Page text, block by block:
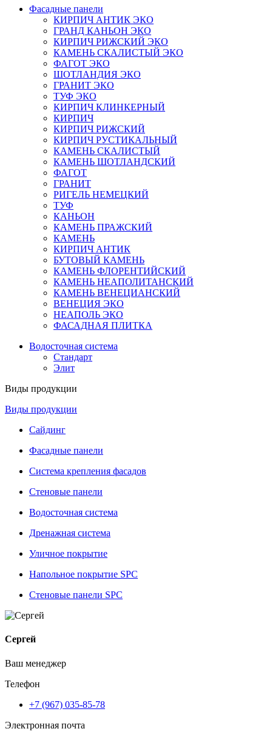
Фасадные панели
КИРПИЧ АНТИК ЭКО
ГРАНД КАНЬОН ЭКО
КИРПИЧ РИЖСКИЙ ЭКО
КАМЕНЬ СКАЛИСТЫЙ ЭКО
ФАГОТ ЭКО
ШОТЛАНДИЯ ЭКО
ГРАНИТ ЭКО
ТУФ ЭКО
КИРПИЧ КЛИНКЕРНЫЙ
КИРПИЧ
КИРПИЧ РИЖСКИЙ
КИРПИЧ РУСТИКАЛЬНЫЙ
КАМЕНЬ СКАЛИСТЫЙ
КАМЕНЬ ШОТЛАНДСКИЙ
ФАГОТ
ГРАНИТ
РИГЕЛЬ НЕМЕЦКИЙ
ТУФ
КАНЬОН
КАМЕНЬ ПРАЖСКИЙ
КАМЕНЬ
КИРПИЧ АНТИК
БУТОВЫЙ КАМЕНЬ
КАМЕНЬ ФЛОРЕНТИЙСКИЙ
КАМЕНЬ НЕАПОЛИТАНСКИЙ
КАМЕНЬ ВЕНЕЦИАНСКИЙ
ВЕНЕЦИЯ ЭКО
НЕАПОЛЬ ЭКО
ФАСАДНАЯ ПЛИТКА
Водосточная система
Стандарт
Элит
Виды продукции
Виды продукции
Сайдинг
Фасадные панели
Система крепления фасадов
Стеновые панели
Водосточная система
Дренажная система
Уличное покрытие
Напольное покрытие SPC
Стеновые панели SPC
Сергей
Ваш менеджер
Телефон
+7 (967) 035-85-78
Электронная почта